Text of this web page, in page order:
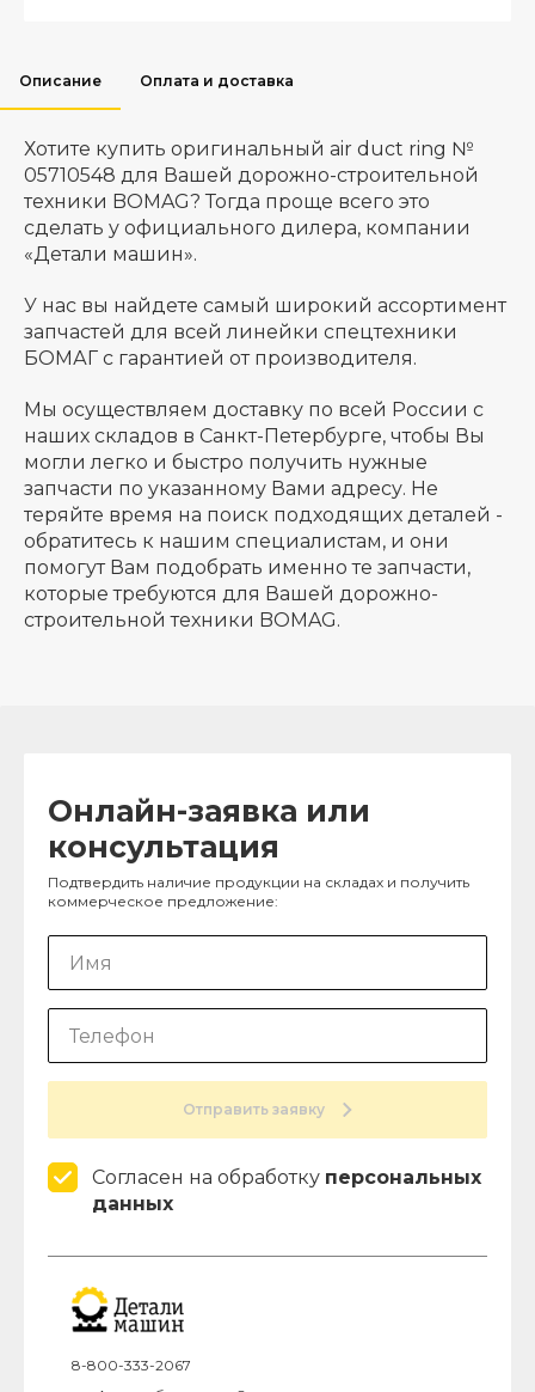
Описание Оплата и доставка
Хотите купить оригинальный air duct ring №
05710548 для Вашей дорожно-строительной
техники BOMAG? Тогда проще всего это
сделать у официального дилера, компании
«Детали машин».
У нас вы найдете самый широкий ассортимент
запчастей для всей линейки спецтехники
БОМАГ с гарантией от производителя.
Мы осуществляем доставку по всей России с
наших складов в Санкт-Петербурге, чтобы Вы
могли легко и быстро получить нужные
запчасти по указанному Вами адресу. Не
теряйте время на поиск подходящих деталей -
обратитесь к нашим специалистам, и они
помогут Вам подобрать именно те запчасти,
которые требуются для Вашей дорожно-
строительной техники BOMAG.
Онлайн-заявка или
консультация
Подтвердить наличие продукции на складах и получить
коммерческое предложение:
Отправить заявку
Согласен на обработку персональных
данных
8-800-333-2067